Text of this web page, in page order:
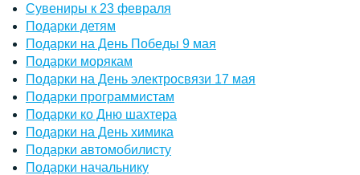
Сувениры к 23 февраля
Подарки детям
Подарки на День Победы 9 мая
Подарки морякам
Подарки на День электросвязи 17 мая
Подарки программистам
Подарки ко Дню шахтера
Подарки на День химика
Подарки автомобилисту
Подарки начальнику